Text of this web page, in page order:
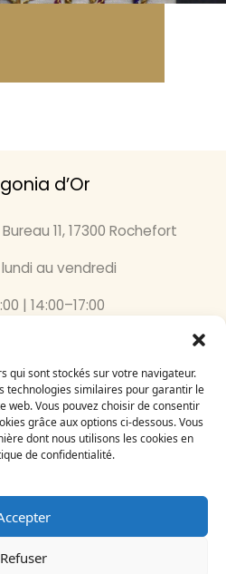
qui sont stockés sur votre navigateur.
technologies similaires pour garantir le
web. Vous pouvez choisir de consentir
grâce aux options ci-dessous. Vous
dont nous utilisons les cookies en
de confidentialité.
Refuser
d’Or
11, 17300 Rochefort
au vendredi
| 14:00–17:00
d’Or 2024